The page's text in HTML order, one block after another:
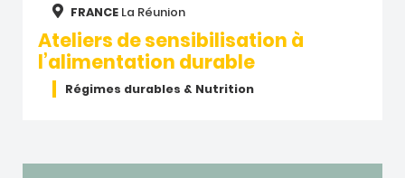
FRANCE La Réunion
Ateliers de sensibilisation à
l’alimentation durable
Régimes durables & Nutrition